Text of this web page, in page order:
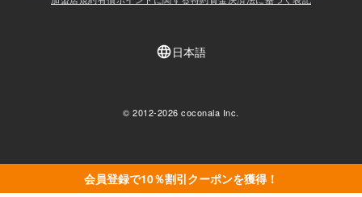
会員登録で10％割引クーポンを獲得！